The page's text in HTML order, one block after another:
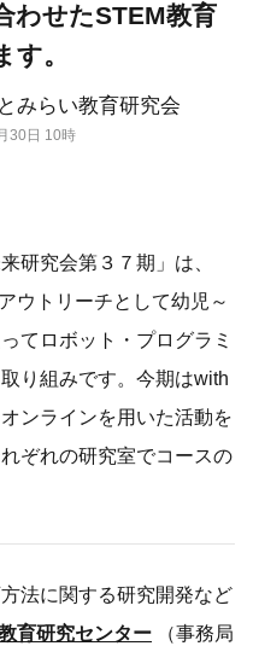
みらい教育研究会
30日 10時
わせたSTEM教育
。
研究会第３７期」は、
ウトリーチとして幼児～
てロボット・プログラミ
り組みです。今期はwith
ンラインを用いた活動を
ぞれの研究室でコースの
法に関する研究開発など
育研究センター
（事務局